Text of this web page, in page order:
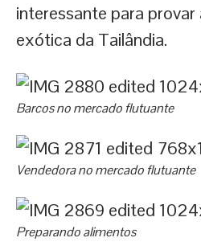
interessante para
exótica da Tailândia.
Barcos no mercado flutuante
Vendedora no mercado flutuante
Preparando alimentos